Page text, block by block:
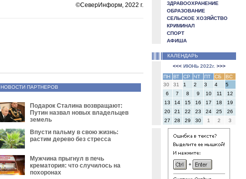
©СеверИнформ, 2022 г.
НОВОСТИ ПАРТНЕРОВ
Подарок Сталина возвращают:
Путин назвал новых владельцев
земель
Впусти пальму в свою жизнь:
растим дерево без стресса
Мужчина прыгнул в печь
крематория: что случилось на
похоронах
ЗДРАВООХРАНЕНИЕ
ОБРАЗОВАНИЕ
СЕЛЬСКОЕ ХОЗЯЙСТВО
КРИМИНАЛ
СПОРТ
АФИША
КАЛЕНДАРЬ
<<<ИЮНЬ 2022г. >>>
ПН
ВТ СР ЧТ ПТ СБ
ВС
30
31 1 2 3 4
5
6
7 8 9 10 11
12
13
14 15 16 17 18
19
20
21 22 23 24 25
26
27
28 29 30 1 2 3